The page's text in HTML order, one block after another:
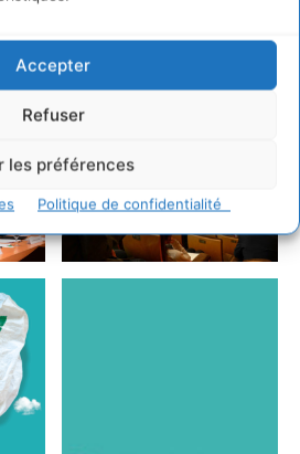
Accepter
Refuser
les préférences
Politique de confidentialité